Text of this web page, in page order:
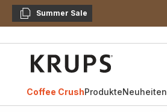
KopierenSummer Sale
Coffee CrushProdukteNeuheiten